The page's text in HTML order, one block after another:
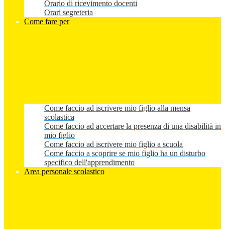
Orario di ricevimento docenti
Orari segreteria
Come fare per
Come faccio ad iscrivere mio figlio alla mensa
scolastica
Come faccio ad accertare la presenza di una disabilità in
mio figlio
Come faccio ad iscrivere mio figlio a scuola
Come faccio a scoprire se mio figlio ha un disturbo
specifico dell'apprendimento
Area personale scolastico